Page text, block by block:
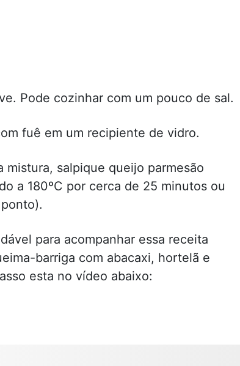
Pode cozinhar com um pouco de sal.
fuê em um recipiente de vidro.
salpique queijo parmesão
a 180ºC por cerca de 25 minutos ou
para acompanhar essa receita
barriga com abacaxi, hortelã e
esta no vídeo abaixo: